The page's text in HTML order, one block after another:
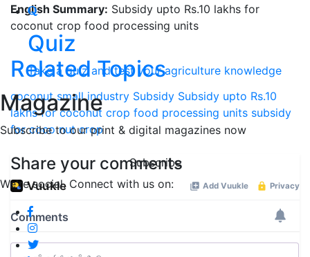
Quiz
Take a quiz and test your agriculture knowledge
Magazine
Subscribe to our print & digital magazines now
Subscribe
We're social. Connect with us on:
English Summary: Subsidy upto Rs.10 lakhs for
coconut crop food processing units
Related Topics
coconut small industry Subsidy Subsidy upto Rs.10
lakhs for coconut crop food processing units subsidy
for coco nut crop
Share your comments